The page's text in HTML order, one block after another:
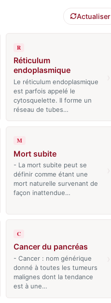
Actualiser
R
Réticulum
endoplasmique
Le réticulum endoplasmique
est parfois appelé le
cytosquelette. Il forme un
réseau de tubes…
M
Mort subite
- La mort subite peut se
définir comme étant une
mort naturelle survenant de
façon inattendue…
C
Cancer du pancréas
- Cancer : nom générique
donné à toutes les tumeurs
malignes dont la tendance
est à une…